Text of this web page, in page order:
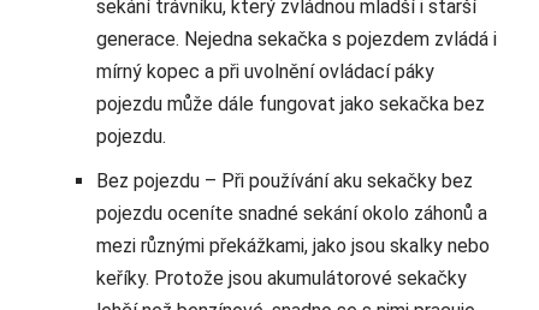
sekání trávníku, který zvládnou mladší i starší
generace. Nejedna sekačka s pojezdem zvládá i
mírný kopec a při uvolnění ovládací páky
pojezdu může dále fungovat jako sekačka bez
pojezdu.
Bez pojezdu – Při používání aku sekačky bez
pojezdu oceníte snadné sekání okolo záhonů a
mezi různými překážkami, jako jsou skalky nebo
keříky. Protože jsou akumulátorové sekačky